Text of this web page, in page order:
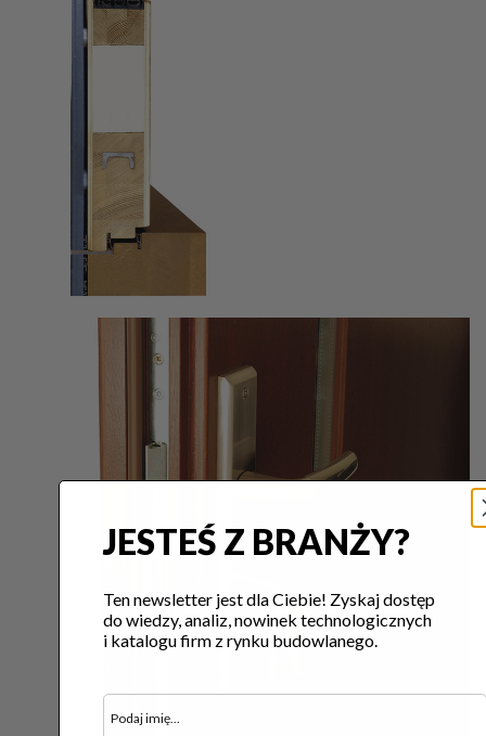
JESTEŚ Z BRANŻY?
Ten newsletter jest dla Ciebie! Zyskaj dostęp
do wiedzy, analiz, nowinek technologicznych
i katalogu firm z rynku budowlanego.